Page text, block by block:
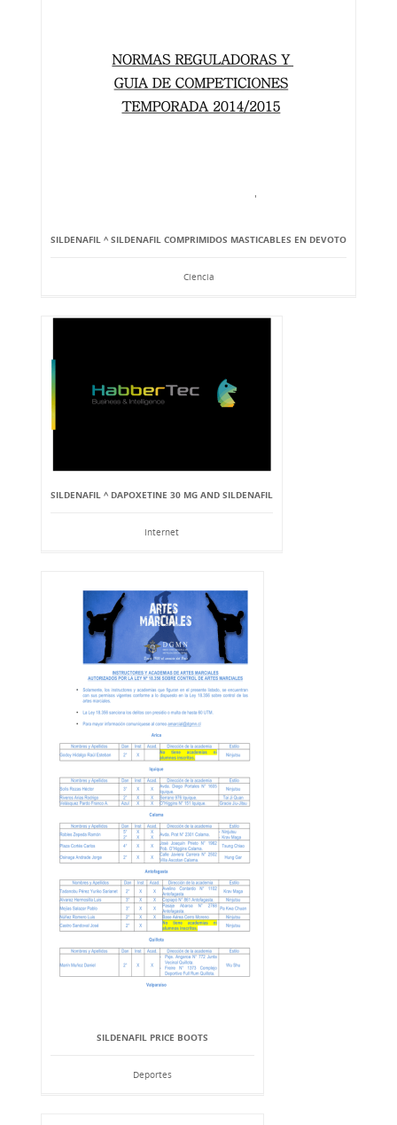
SILDENAFIL ^ SILDENAFIL COMPRIMIDOS MASTICABLES EN DEVOTO
Ciencia
SILDENAFIL ^ DAPOXETINE 30 MG AND SILDENAFIL
Internet
SILDENAFIL PRICE BOOTS
Deportes